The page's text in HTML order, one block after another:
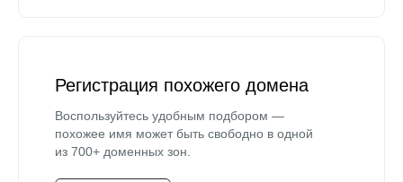
Регистрация похожего домена
Воспользуйтесь удобным подбором —
похожее имя может быть свободно в одной
из 700+ доменных зон.